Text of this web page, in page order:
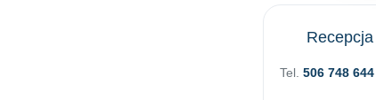
Tel. 506 748 644